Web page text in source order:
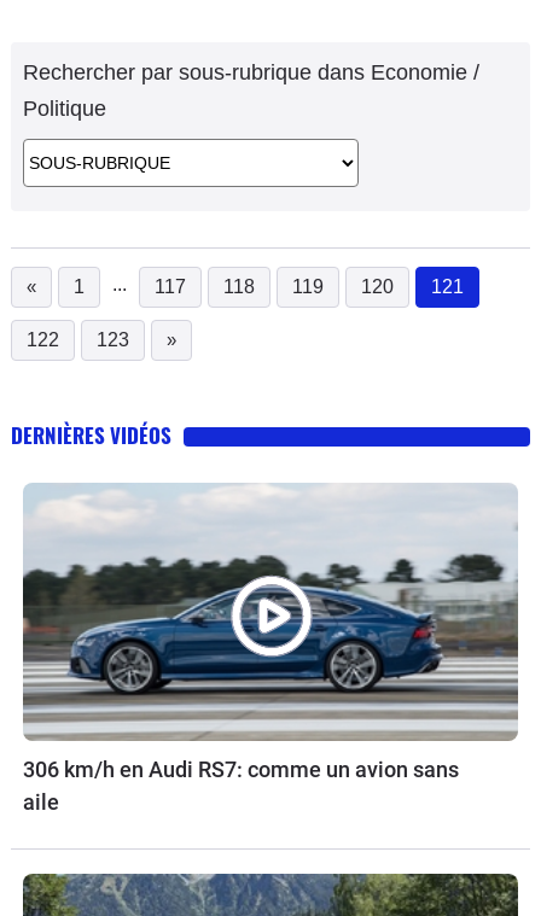
Rechercher par sous-rubrique dans Economie /
Politique
« 1 ... 117 118 119 120 121
(current)
122
123 »
DERNIÈRES VIDÉOS
306 km/h en Audi RS7: comme un avion sans
aile